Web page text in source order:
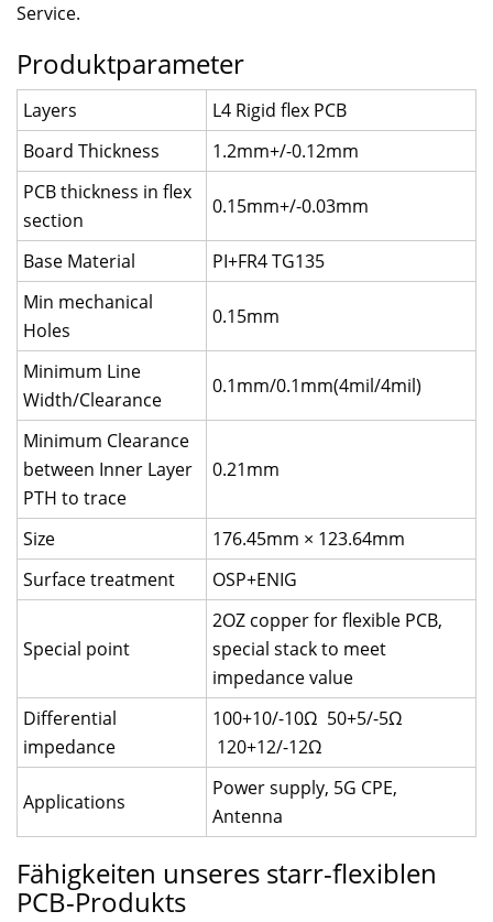
Service.
Produktparameter
Layers
L4 Rigid flex PCB
Board Thickness
1.2mm+/-0.12mm
PCB thickness in flex
section
0.15mm+/-0.03mm
Base Material
PI+FR4 TG135
Min mechanical
Holes
0.15mm
Minimum Line
Width/Clearance
0.1mm/0.1mm(4mil/4mil)
Minimum Clearance
between Inner Layer
PTH to trace
0.21mm
Size
176.45mm × 123.64mm
Surface treatment
OSP+ENIG
Special point
2OZ copper for flexible PCB,
special stack to meet
impedance value
Differential
impedance
100+10/-10Ω 50+5/-5Ω
120+12/-12Ω
Applications
Power supply, 5G CPE,
Antenna
Fähigkeiten unseres starr-flexiblen
PCB-Produkts